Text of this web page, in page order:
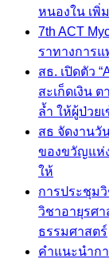
หนองใน เพิ่
7th ACT
ราทางการ
สธ. เปิดตัว
สะเก็ดเงิน
ล้ำ ให้ผู้ป่วย
สธ จัดงานวั
ของขวัญแห่
ให้
การประชุม
วิชาอายุรศ
ธรรมศาสตร์
คำแนะนำก